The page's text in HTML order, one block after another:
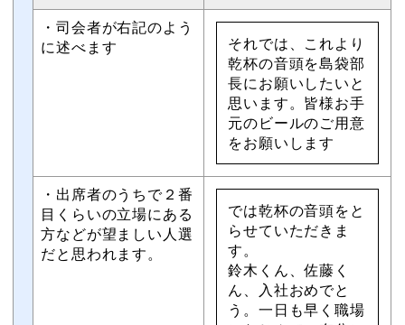
・司会者が右記のよう
に述べます
それでは、これより
乾杯の音頭を島袋部
長にお願いしたいと
思います。皆様お手
元のビールのご用意
をお願いします
・出席者のうちで２番
目くらいの立場にある
方などが望ましい人選
だと思われます。
では乾杯の音頭をと
らせていただきま
す。
鈴木くん、佐藤く
ん、入社おめでと
う。一日も早く職場